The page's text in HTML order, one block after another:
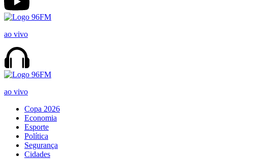
ao vivo
ao vivo
Copa 2026
Economia
Esporte
Política
Segurança
Cidades